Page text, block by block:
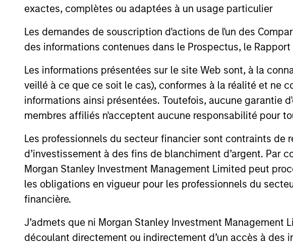
exactes, complètes ou adaptées à un usage particulier
Les demandes de souscription d'actions de l'un des
des informations contenues dans le Prospectus, le
Les informations présentées sur le site Web sont, à la
veillé à ce que ce soit le cas), conformes à la réalité et ne
informations ainsi présentées. Toutefois, aucune garantie
membres affiliés n'acceptent aucune responsabilité pour
Les professionnels du secteur financier sont contraints
d’investissement à des fins de blanchiment d’argent. Par
Morgan Stanley Investment Management Limited peut
les obligations en vigueur pour les professionnels du
financière.
J’admets que ni Morgan Stanley Investment
découlant directement ou indirectement d’un accès à des
The BEAT™ for Q3 2026 -
August
Use The BEAT™ as your timely resource for
and insights that show you how to
navigate the current investment
environment.
There’s a
Town:
Fed
Fed policy is
and interest
increase their
versus what
demand-side.
and nuances
May not represent all Team Members.
offering of advisory services or an offer to sell or a solicitation
purchase or sale would be unlawful under the securities,